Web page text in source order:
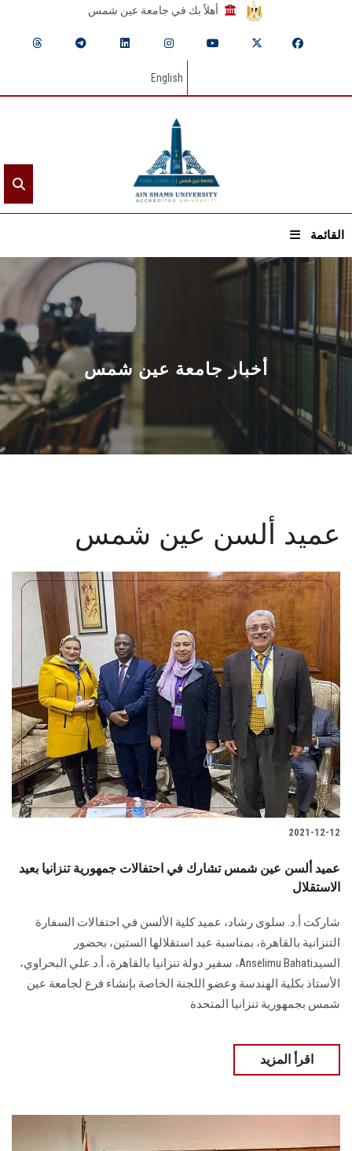
أهلاً بك في جامعة عين شمس
English
القائمة
الرئيسيـة
عن الجامعة
القطاعـات
الشئون الأكاديمية
البحث العلمي
المراكز والوحدات
الأنظمة الذكية
الإعلام
تواصل معنا
الطلاب
هيئة التدريس
الدراسات العليا
الزائـرون
سجل الان
أخبار جامعة عين شمس
عميد ألسن عين شمس
2021-12-12
عميد ألسن عين شمس تشارك في احتفالات جمهورية تنزانيا بعيد
الاستقلال
شاركت أ.د. سلوى رشاد، عميد كلية الألسن في احتفالات السفارة
التنزانية بالقاهرة، بمناسبة عيد استقلالها الستين، بحضور
السيدAnselimu Bahati، سفير دولة تنزانيا بالقاهرة، أ.د.علي البحراوي،
الأستاذ بكلية الهندسة وعضو اللجنة الخاصة بإنشاء فرع لجامعة عين
شمس بجمهورية تنزانيا المتحدة
اقرأ المزيد